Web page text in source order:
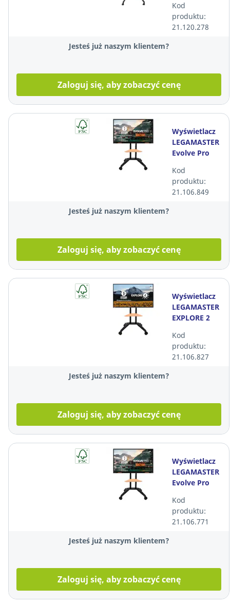
mobilny
(stała
wysokość) +
Kod
produktu:
21.120.278
Jesteś już naszym klientem?
Zaloguj się, aby zobaczyć cenę
Wyświetlacz
LEGAMASTER
Evolve Pro
mobilny
(regulowana
wysokość) +
Kod
produktu:
21.106.849
Jesteś już naszym klientem?
Zaloguj się, aby zobaczyć cenę
Wyświetlacz
LEGAMASTER
EXPLORE 2
mobilny
(regulowana
wysokość) +
Kod
produktu:
21.106.827
Jesteś już naszym klientem?
Zaloguj się, aby zobaczyć cenę
Wyświetlacz
LEGAMASTER
Evolve Pro
mobilny
(regulowana
wysokość) +
Kod
produktu:
21.106.771
Jesteś już naszym klientem?
Zaloguj się, aby zobaczyć cenę